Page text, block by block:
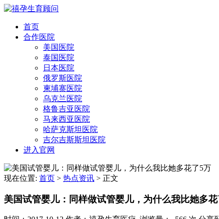
首页
合作医院
美国医院
泰国医院
日本医院
俄罗斯医院
柬埔寨医院
乌克兰医院
格鲁吉亚医院
马来西亚医院
哈萨克斯坦医院
吉尔吉斯斯坦医院
进入官网
现在位置: 首页 > 热点资讯 > 正文
美国试管婴儿：同样做试管婴儿，为什么我比她多